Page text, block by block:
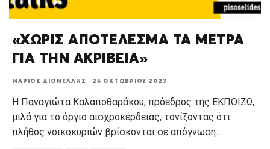
«ΧΩΡΙΣ ΑΠΟΤΕΛΕΣΜΑ ΤΑ ΜΕΤΡΑ
ΓΙΑ ΤΗΝ ΑΚΡΙΒΕΙΑ»
ΜΆΡΙΟΣ ΔΙΟΝΈΛΛΗΣ · 26 ΟΚΤΩΒΡΊΟΥ 2023
Η Παναγιώτα Καλαποθαράκου, πρόεδρος της ΕΚΠΟΙΖΩ,
μιλά για το όργιο αισχροκέρδειας, τονίζοντας ότι
πλήθος νοικοκυριών βρίσκονται σε απόγνωση...